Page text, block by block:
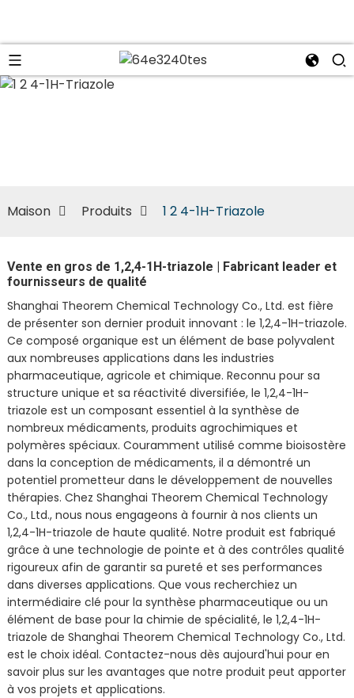
Maison Produits 1 2 4-1H-Triazole
Vente en gros de 1,2,4-1H-triazole | Fabricant leader et
fournisseurs de qualité
Shanghai Theorem Chemical Technology Co., Ltd. est fière
de présenter son dernier produit innovant : le 1,2,4-1H-triazole.
Ce composé organique est un élément de base polyvalent
aux nombreuses applications dans les industries
pharmaceutique, agricole et chimique. Reconnu pour sa
structure unique et sa réactivité diversifiée, le 1,2,4-1H-
triazole est un composant essentiel à la synthèse de
nombreux médicaments, produits agrochimiques et
polymères spéciaux. Couramment utilisé comme bioisostère
dans la conception de médicaments, il a démontré un
potentiel prometteur dans le développement de nouvelles
thérapies. Chez Shanghai Theorem Chemical Technology
Co., Ltd., nous nous engageons à fournir à nos clients un
1,2,4-1H-triazole de haute qualité. Notre produit est fabriqué
grâce à une technologie de pointe et à des contrôles qualité
rigoureux afin de garantir sa pureté et ses performances
dans diverses applications. Que vous recherchiez un
intermédiaire clé pour la synthèse pharmaceutique ou un
élément de base pour la chimie de spécialité, le 1,2,4-1H-
triazole de Shanghai Theorem Chemical Technology Co., Ltd.
est le choix idéal. Contactez-nous dès aujourd'hui pour en
savoir plus sur les avantages que notre produit peut apporter
à vos projets et applications.